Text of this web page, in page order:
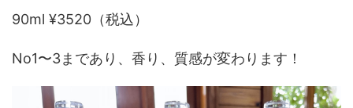
90ml ¥3520（税込）
No1〜3まであり、香り、質感が変わります！